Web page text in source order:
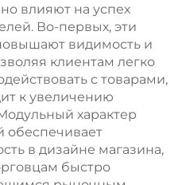
влияют на успех
Во-первых, эти
видимость и
клиентам легко
с товарами,
к увеличению
характер
обеспечивает
в дизайне магазина,
быстро